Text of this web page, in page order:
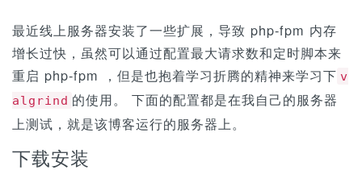
v
i
最近线上服务器安装了一些扩展，导致 php-fpm 内存
增长过快，虽然可以通过配置最大请求数和定时脚本来
重启 php-fpm ，但是也抱着学习折腾的精神来学习下 v
algrind 的使用。 下面的配置都是在我自己的服务器
上测试，就是该博客运行的服务器上。
下载安装